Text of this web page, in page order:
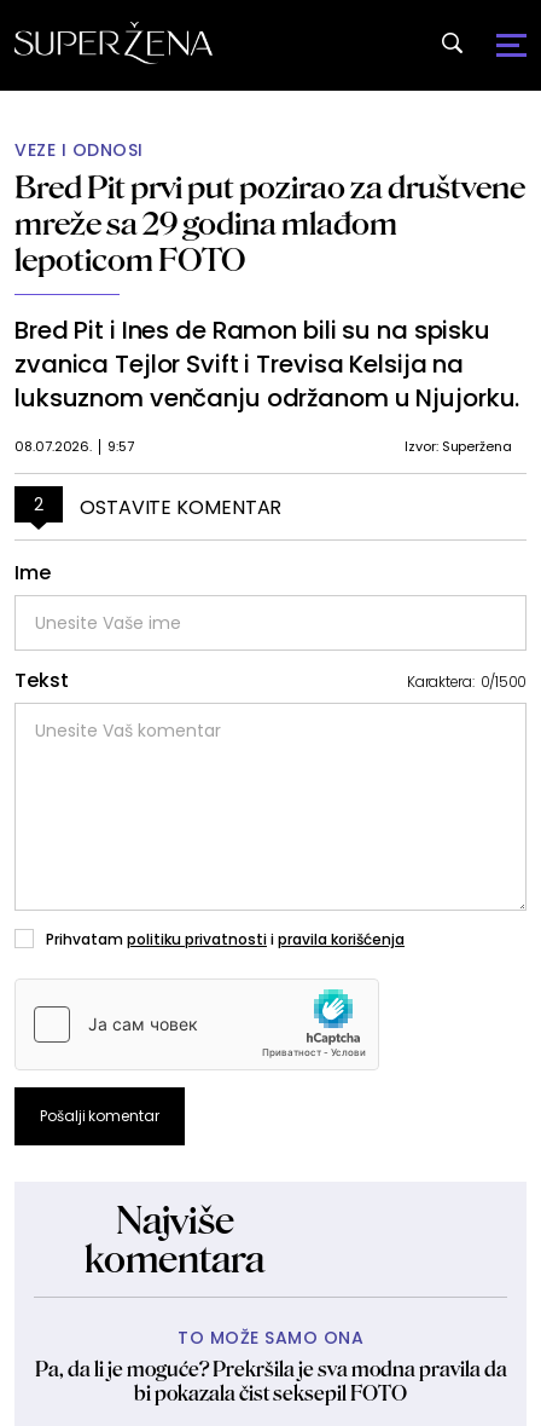
VEZE I ODNOSI
Bred Pit prvi put pozirao za društvene
mreže sa 29 godina mlađom
lepoticom FOTO
Bred Pit i Ines de Ramon bili su na spisku
zvanica Tejlor Svift i Trevisa Kelsija na
luksuznom venčanju održanom u Njujorku.
08.07.2026. 9:57 Izvor: Superžena
2 OSTAVITE KOMENTAR
Ime
Tekst Karaktera: 0/1500
Prihvatampolitiku privatnostiipravila korišćenja
Pošalji komentar
Najviše
komentara
TO MOŽE SAMO ONA
Pa, da li je moguće? Prekršila je sva modna pravila da
bi pokazala čist seksepil FOTO